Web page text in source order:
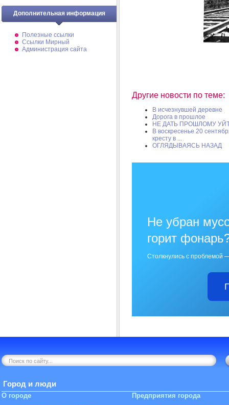
Дополнительная информация
Полезные ссылки
Ссылки Мирный
Администрация сайта
Другие новости по теме:
В исчезнувшей деревне
Дорога в прошлое
НЕ ДАТЬ ПРОШЛОМУ
В воскресенье 20
кресту в ...
ОГЛЯДЫВАЯСЬ НАЗАД
Не убран
горит
Столкнулись с проблемой
Город и люди
О городе Предприятия города